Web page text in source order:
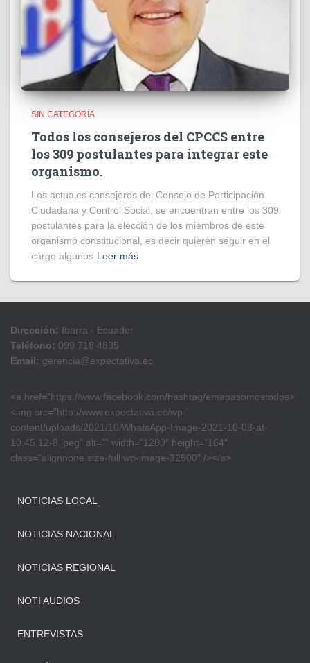
SIN CATEGORÍA
Todos los consejeros del CPCCS entre
los 309 postulantes para integrar este
organismo.
Los actuales consejeros del Consejo de Participación
Ciudadana y Control Social, se encuentran entre los 309
postulantes para la elección de los miembros de este
organismo constitucional, es decir quieren seguir en el
cargo algunos Leer más
Dirección: Ibarra - Ecuador
Teléfono: 099 718 4835
Email: gerencia@expectativa.ec
<a href=”https://www.facebook.com/hashtag/emapasomostodos>
<img src=”http://www.expectativa.ec/wp-
content/uploads/2021/10/WhatsApp-Image-2021-10-08-at-
10.45.12-8.jpeg” alt=”” width=”1280″ height=”164″
class=”alignnone size-full wp-image-32500″ /></a>
NOTICIAS LOCAL
NOTICIAS NACIONAL
NOTICIAS REGIONAL
NOTI AUDIOS
ENTREVISTAS